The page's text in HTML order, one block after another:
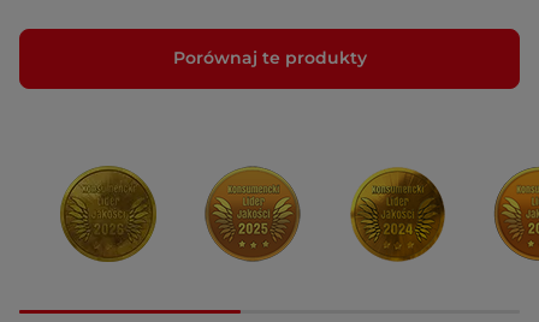
Porównaj te produkty